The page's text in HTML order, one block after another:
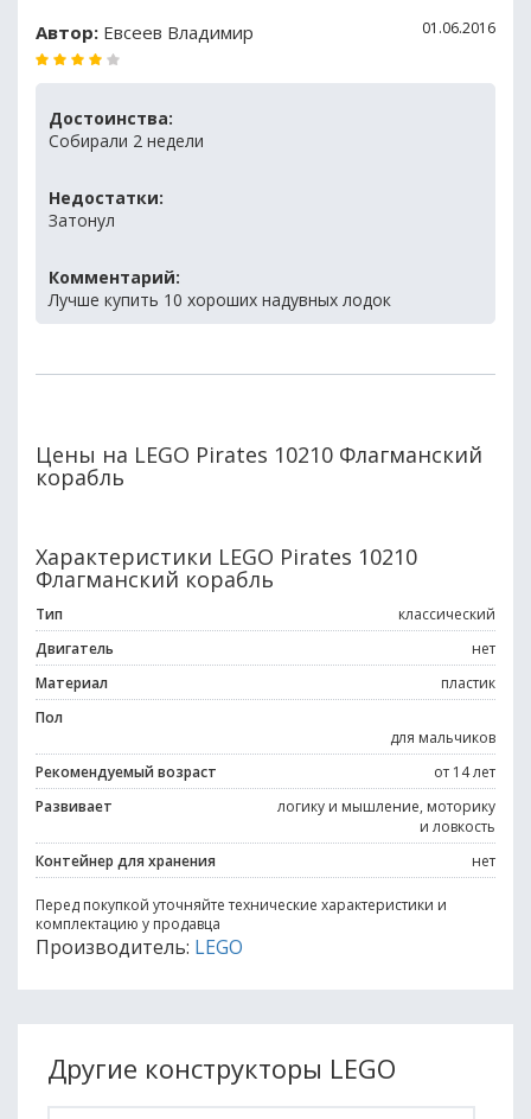
Автор: Евсеев Владимир 01.06.2016
Достоинства:
Собирали 2 недели
Недостатки:
Затонул
Комментарий:
Лучше купить 10 хороших надувных лодок
Цены на LEGO Pirates 10210 Флагманский
корабль
Характеристики LEGO Pirates 10210
Флагманский корабль
Тип
классический
Двигатель
нет
Материал
пластик
Пол
для мальчиков
Рекомендуемый возраст
от 14 лет
Развивает
логику и мышление, моторику
и ловкость
Контейнер для хранения
нет
Перед покупкой уточняйте технические характеристики и
комплектацию у продавца
Производитель: LEGO
Другие конструкторы LEGO